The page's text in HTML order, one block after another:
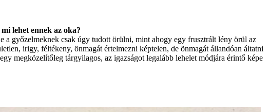
lehet ennek az oka?
a győzelmeknek csak úgy tudott örülni, mint ahogy egy frusztrált lény örül az
irigy, féltékeny, önmagát értelmezni képtelen, de önmagát állandóan áltatni
megközelítőleg tárgyilagos, az igazságot legalább lehelet módjára érintő képe